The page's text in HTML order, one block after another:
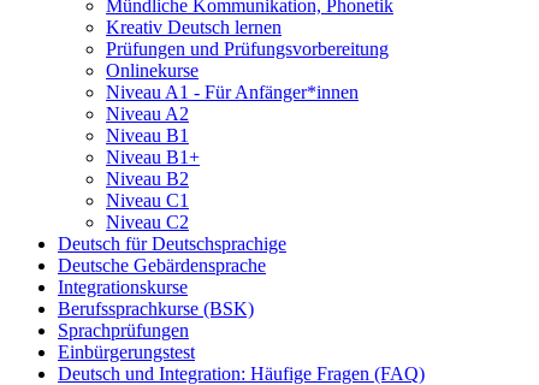
Mündliche Kommunikation, Phonetik
Kreativ Deutsch lernen
Prüfungen und Prüfungsvorbereitung
Onlinekurse
Niveau A1 - Für Anfänger*innen
Niveau A2
Niveau B1
Niveau B1+
Niveau B2
Niveau C1
Niveau C2
Deutsch für Deutschsprachige
Deutsche Gebärdensprache
Integrationskurse
Berufssprachkurse (BSK)
Sprachprüfungen
Einbürgerungstest
Deutsch und Integration: Häufige Fragen (FAQ)